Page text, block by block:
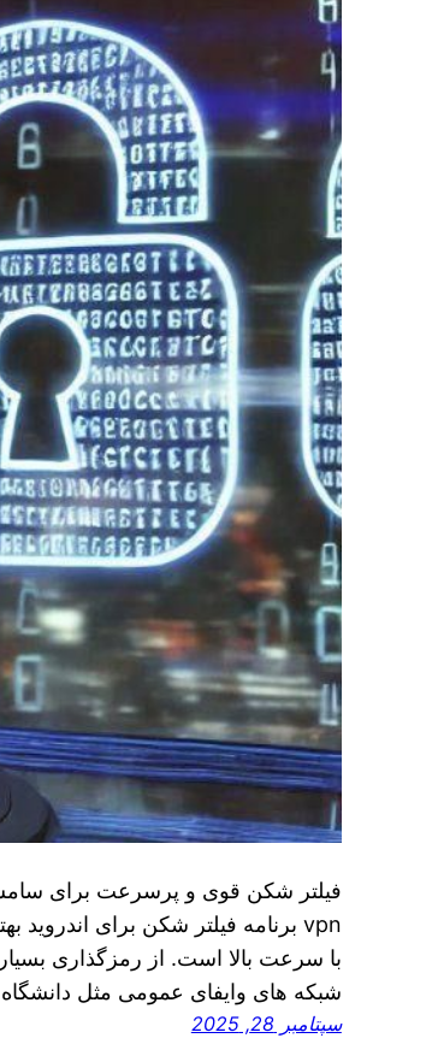
با سرعت بالا است. از رمزگذاری بسیار
شبکه های وایفای عمومی مثل
سپتامبر 28, 2025